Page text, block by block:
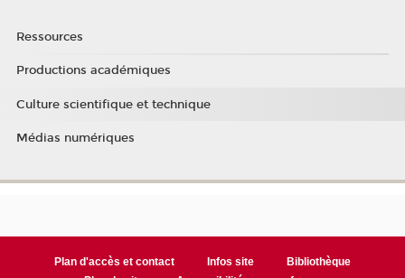
Ressources
Productions académiques
Culture scientifique et technique
Médias numériques
Plan d'accès et contact Infos site
Bibliothèque